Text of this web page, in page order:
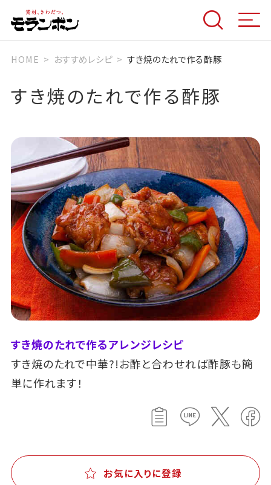
HOME おすすめレシピ すき焼のたれで作る酢豚
すき焼のたれで作る酢豚
すき焼のたれで作るアレンジレシピ
すき焼のたれで中華?!お酢と合わせれば酢豚も簡
単に作れます！
お気に入りに登録